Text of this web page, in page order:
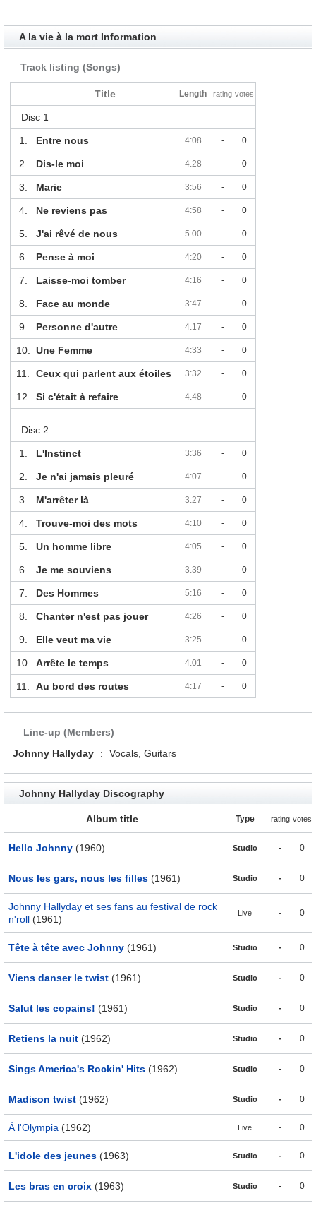
A la vie à la mort Information
Track listing (Songs)
Title Length rating votes
Disc 1
1. Entre nous 4:08 - 0
2. Dis-le moi 4:28 - 0
3. Marie 3:56 - 0
4. Ne reviens pas 4:58 - 0
5. J'ai rêvé de nous 5:00 - 0
6. Pense à moi 4:20 - 0
7. Laisse-moi tomber 4:16 - 0
8. Face au monde 3:47 - 0
9. Personne d'autre 4:17 - 0
10. Une Femme 4:33 - 0
11. Ceux qui parlent aux étoiles 3:32 - 0
12. Si c'était à refaire 4:48 - 0
Disc 2
1. L'Instinct 3:36 - 0
2. Je n'ai jamais pleuré 4:07 - 0
3. M'arrêter là 3:27 - 0
4. Trouve-moi des mots 4:10 - 0
5. Un homme libre 4:05 - 0
6. Je me souviens 3:39 - 0
7. Des Hommes 5:16 - 0
8. Chanter n'est pas jouer 4:26 - 0
9. Elle veut ma vie 3:25 - 0
10. Arrête le temps 4:01 - 0
11. Au bord des routes 4:17 - 0
Line-up (Members)
Johnny Hallyday
: Vocals, Guitars
Johnny Hallyday Discography
Album title Type rating votes
Hello Johnny (1960) Studio - 0
Nous les gars, nous les filles (1961) Studio - 0
Johnny Hallyday et ses fans au festival de rock
n'roll (1961)
Live - 0
Tête à tête avec Johnny (1961) Studio - 0
Viens danser le twist (1961) Studio - 0
Salut les copains! (1961) Studio - 0
Retiens la nuit (1962) Studio - 0
Sings America's Rockin' Hits (1962) Studio - 0
Madison twist (1962) Studio - 0
À l'Olympia (1962) Live - 0
L'idole des jeunes (1963) Studio - 0
Les bras en croix (1963) Studio - 0